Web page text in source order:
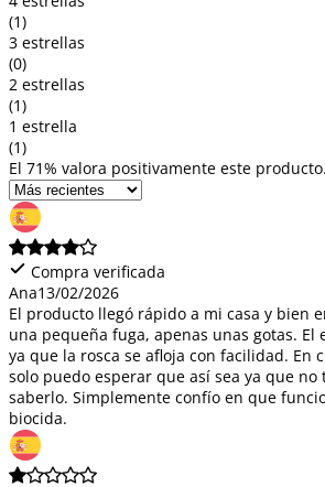
(1)
3 estrellas
(0)
2 estrellas
(1)
1 estrella
(1)
El 71% valora positivamente este producto.
Compra verificada
Ana13/02/2026
El producto llegó rápido a mi casa y bien
una pequeña fuga, apenas unas gotas. El
ya que la rosca se afloja con facilidad. En
solo puedo esperar que así sea ya que
saberlo. Simplemente confío en que
biocida.